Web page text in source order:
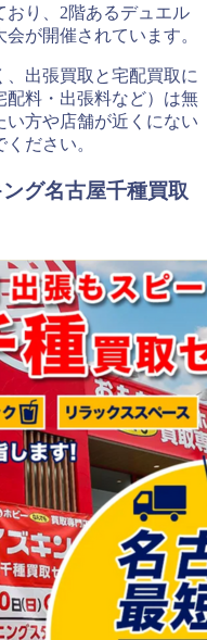
おり、2階あるデュエル
が開催されています。
出張買取と宅配買取に
配料・出張料など）は無
方や店舗が近くにない
ださい。
グ名古屋千種買取